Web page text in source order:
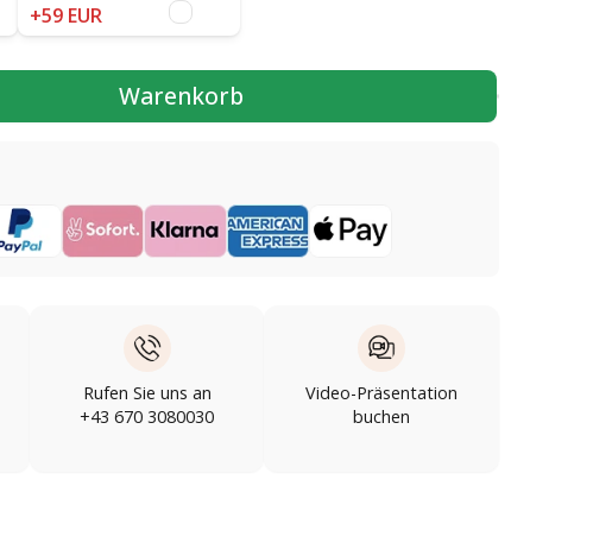
+59 EUR
Warenkorb
Rufen Sie uns an
+43 670 3080030
Video-Präsentation
buchen